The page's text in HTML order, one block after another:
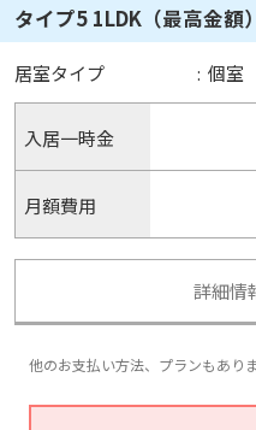
タイプ5 1LDK（最高金額）
居室タイプ : 個室
入居一時金
月額費用
詳細情
他のお支払い方法、プランもあり